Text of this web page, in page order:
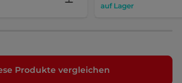
auf Lager
Produkte vergleichen